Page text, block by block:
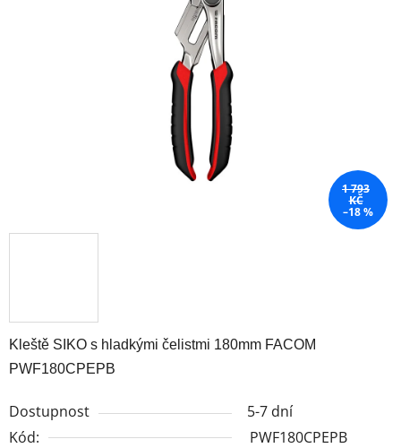
Kleště SIKO s hladkými čelistmi 180mm FACOM
PWF180CPEPB
Dostupnost
5-7 dní
Kód:
PWF180CPEPB
1 793
KČ
–18 %